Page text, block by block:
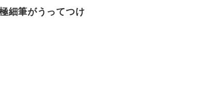
細筆がうってつけ